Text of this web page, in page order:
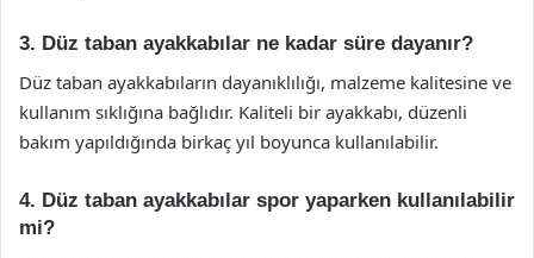
3. Düz taban ayakkabılar ne kadar süre dayanır?
Düz taban ayakkabıların dayanıklılığı, malzeme kalitesine ve
kullanım sıklığına bağlıdır. Kaliteli bir ayakkabı, düzenli
bakım yapıldığında birkaç yıl boyunca kullanılabilir.
4. Düz taban ayakkabılar spor yaparken kullanılabilir
mi?